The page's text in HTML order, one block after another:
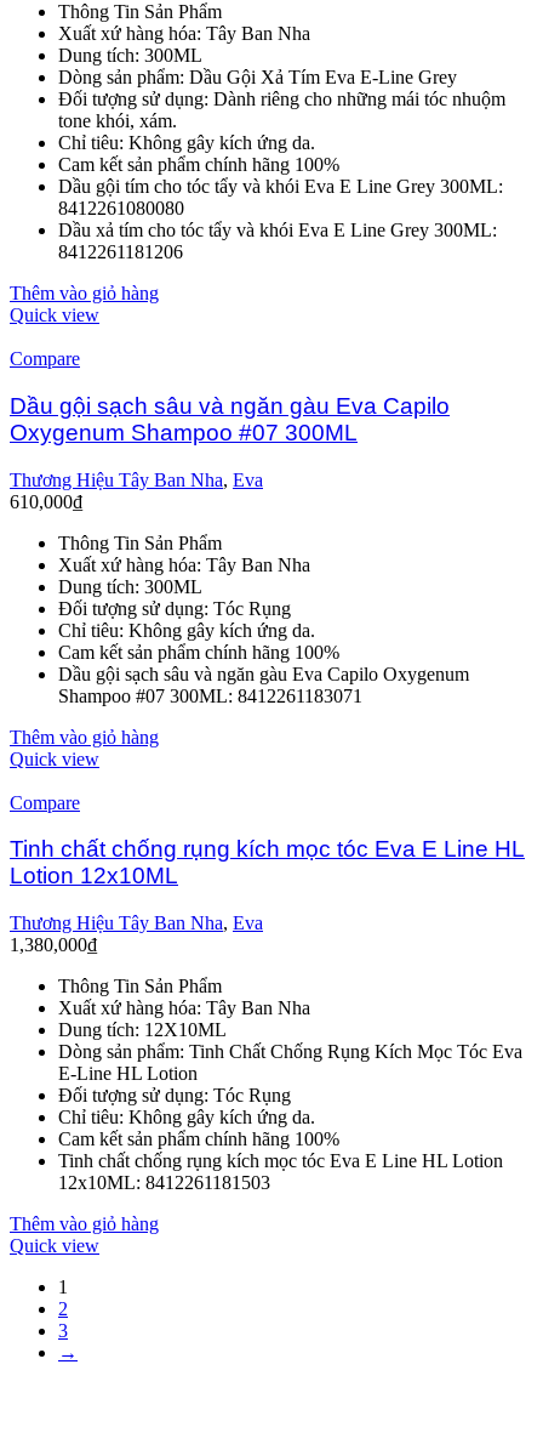
Thông Tin Sản Phẩm
Xuất xứ hàng hóa: Tây Ban Nha
Dung tích: 300ML
Dòng sản phẩm: Dầu Gội Xả Tím Eva E-Line Grey
Đối tượng sử dụng: Dành riêng cho những mái tóc nhuộm
tone khói, xám.
Chỉ tiêu: Không gây kích ứng da.
Cam kết sản phẩm chính hãng 100%
Dầu gội tím cho tóc tẩy và khói Eva E Line Grey 300ML:
8412261080080
Dầu xả tím cho tóc tẩy và khói Eva E Line Grey 300ML:
8412261181206
Thêm vào giỏ hàng
Quick view
Compare
Dầu gội sạch sâu và ngăn gàu Eva Capilo
Oxygenum Shampoo #07 300ML
Thương Hiệu Tây Ban Nha, Eva
610,000₫
Thông Tin Sản Phẩm
Xuất xứ hàng hóa: Tây Ban Nha
Dung tích: 300ML
Đối tượng sử dụng: Tóc Rụng
Chỉ tiêu: Không gây kích ứng da.
Cam kết sản phẩm chính hãng 100%
Dầu gội sạch sâu và ngăn gàu Eva Capilo Oxygenum
Shampoo #07 300ML: 8412261183071
Thêm vào giỏ hàng
Quick view
Compare
Tinh chất chống rụng kích mọc tóc Eva E Line HL
Lotion 12x10ML
Thương Hiệu Tây Ban Nha, Eva
1,380,000₫
Thông Tin Sản Phẩm
Xuất xứ hàng hóa: Tây Ban Nha
Dung tích: 12X10ML
Dòng sản phẩm: Tinh Chất Chống Rụng Kích Mọc Tóc Eva
E-Line HL Lotion
Đối tượng sử dụng: Tóc Rụng
Chỉ tiêu: Không gây kích ứng da.
Cam kết sản phẩm chính hãng 100%
Tinh chất chống rụng kích mọc tóc Eva E Line HL Lotion
12x10ML: 8412261181503
Thêm vào giỏ hàng
Quick view
1
2
3
→